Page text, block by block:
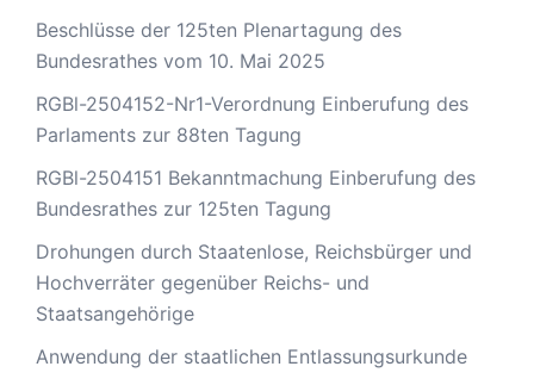
Beschlüsse der 125ten Plenartagung des
Bundesrathes vom 10. Mai 2025
RGBl-2504152-Nr1-Verordnung Einberufung des
Parlaments zur 88ten Tagung
RGBl-2504151 Bekanntmachung Einberufung des
Bundesrathes zur 125ten Tagung
Drohungen durch Staatenlose, Reichsbürger und
Hochverräter gegenüber Reichs- und
Staatsangehörige
Anwendung der staatlichen Entlassungsurkunde